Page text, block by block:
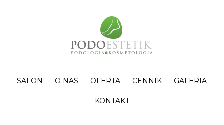
SALON O NAS OFERTA CENNIK GALERIA
KONTAKT